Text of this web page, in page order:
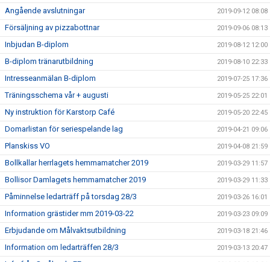
Angående avslutningar 2019-09-12 08:08
Försäljning av pizzabottnar 2019-09-06 08:13
Inbjudan B-diplom 2019-08-12 12:00
B-diplom tränarutbildning 2019-08-10 22:33
Intresseanmälan B-diplom 2019-07-25 17:36
Träningsschema vår + augusti 2019-05-25 22:01
Ny instruktion för Karstorp Café 2019-05-20 22:45
Domarlistan för seriespelande lag 2019-04-21 09:06
Planskiss VO 2019-04-08 21:59
Bollkallar herrlagets hemmamatcher 2019 2019-03-29 11:57
Bollisor Damlagets hemmamatcher 2019 2019-03-29 11:33
Påminnelse ledarträff på torsdag 28/3 2019-03-26 16:01
Information grästider mm 2019-03-22 2019-03-23 09:09
Erbjudande om Målvaktsutbildning 2019-03-18 21:46
Information om ledarträffen 28/3 2019-03-13 20:47